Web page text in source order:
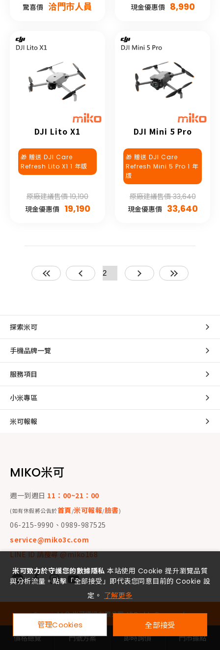
驚喜價 洽門市人員
現金優惠價 8,990
DJI Lito X1
🎁 贈送 DJI Care
Refresh Lito X1 1 年版
原廠建議售價 19,190
現金優惠價 19,190
DJI Mini 5 Pro
🎁 贈送 DJI Care
Refresh Mini 5 Pro 1 年
版
原廠建議售價 33,640
現金優惠價 33,640
探索米可
手機品牌一覽
服務項目
小米專區
米可報報
MIKO米可
週一到週日 11：00~21：00
(如有休假將公告於首頁/米可報報/臉書)
06-215-9990、0989-987525
service@miko3c.com
LINE ID 請搜尋 @miko168
Copyright ©米可資訊有限公司All Rights Reserved.
價格總覽 門號方案 即時詢價 門市據點
米可致力於守護您的數據隱私 本站使用 Cookie 提升瀏覽品質
與分析流量。點擊「全部接受」即代表您同意目前的 Cookie 設
定。 了解更多
管理Cookies 全部接受